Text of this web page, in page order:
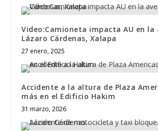
Video:Camioneta impacta AU en la
Lázaro Cárdenas, Xalapa
27 enero, 2025
Accidente a la altura de Plaza
más en el Edificio Hakim
31 marzo, 2026